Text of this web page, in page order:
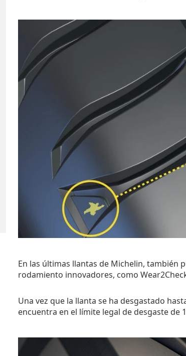
En las últimas llantas de Michelin, también
rodamiento innovadores, como
Una vez que la llanta se ha desgastado
encuentra en el límite legal de desgaste de